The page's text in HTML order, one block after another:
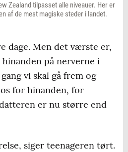
Zealand tilpasset alle niveauer. Her er
af de mest magiske steder i landet.
dage. Men det værste er,
på nerverne i
vi skal gå frem og
for hinanden, for
er nu større end
siger teenageren tørt.